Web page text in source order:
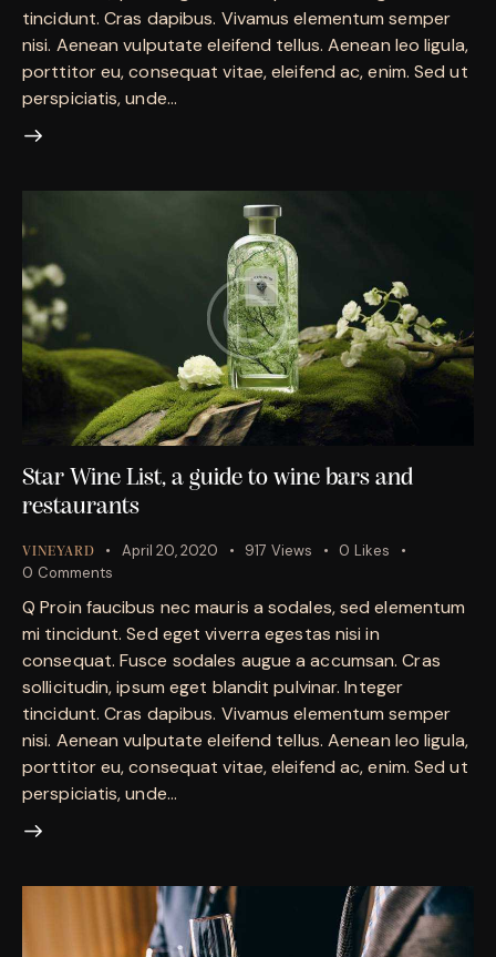
tincidunt. Cras dapibus. Vivamus elementum semper
nisi. Aenean vulputate eleifend tellus. Aenean leo ligula,
porttitor eu, consequat vitae, eleifend ac, enim. Sed ut
perspiciatis, unde…
Star Wine List, a guide to wine bars and
restaurants
VINEYARD April 20, 2020 917 Views 0 Likes
0 Comments
Q Proin faucibus nec mauris a sodales, sed elementum
mi tincidunt. Sed eget viverra egestas nisi in
consequat. Fusce sodales augue a accumsan. Cras
sollicitudin, ipsum eget blandit pulvinar. Integer
tincidunt. Cras dapibus. Vivamus elementum semper
nisi. Aenean vulputate eleifend tellus. Aenean leo ligula,
porttitor eu, consequat vitae, eleifend ac, enim. Sed ut
perspiciatis, unde…